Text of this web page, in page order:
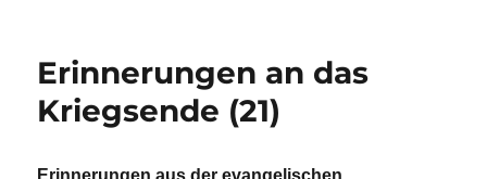
Erinnerungen an das
Kriegsende (21)